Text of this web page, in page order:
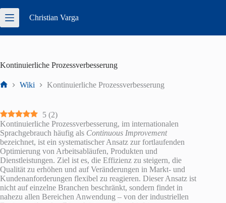
Inhalt
springen
Christian Varga
Kontinuierliche Prozessverbesserung
Wiki Kontinuierliche Prozessverbesserung
5 (2)
Kontinuierliche Prozessverbesserung, im internationalen
Sprachgebrauch häufig als Continuous Improvement
bezeichnet, ist ein systematischer Ansatz zur fortlaufenden
Optimierung von Arbeitsabläufen, Produkten und
Dienstleistungen. Ziel ist es, die Effizienz zu steigern, die
Qualität zu erhöhen und auf Veränderungen in Markt- und
Kundenanforderungen flexibel zu reagieren. Dieser Ansatz ist
nicht auf einzelne Branchen beschränkt, sondern findet in
nahezu allen Bereichen Anwendung – von der industriellen